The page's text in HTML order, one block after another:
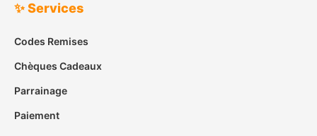
✨ Services
Codes Remises
Chèques Cadeaux
Parrainage
Paiement